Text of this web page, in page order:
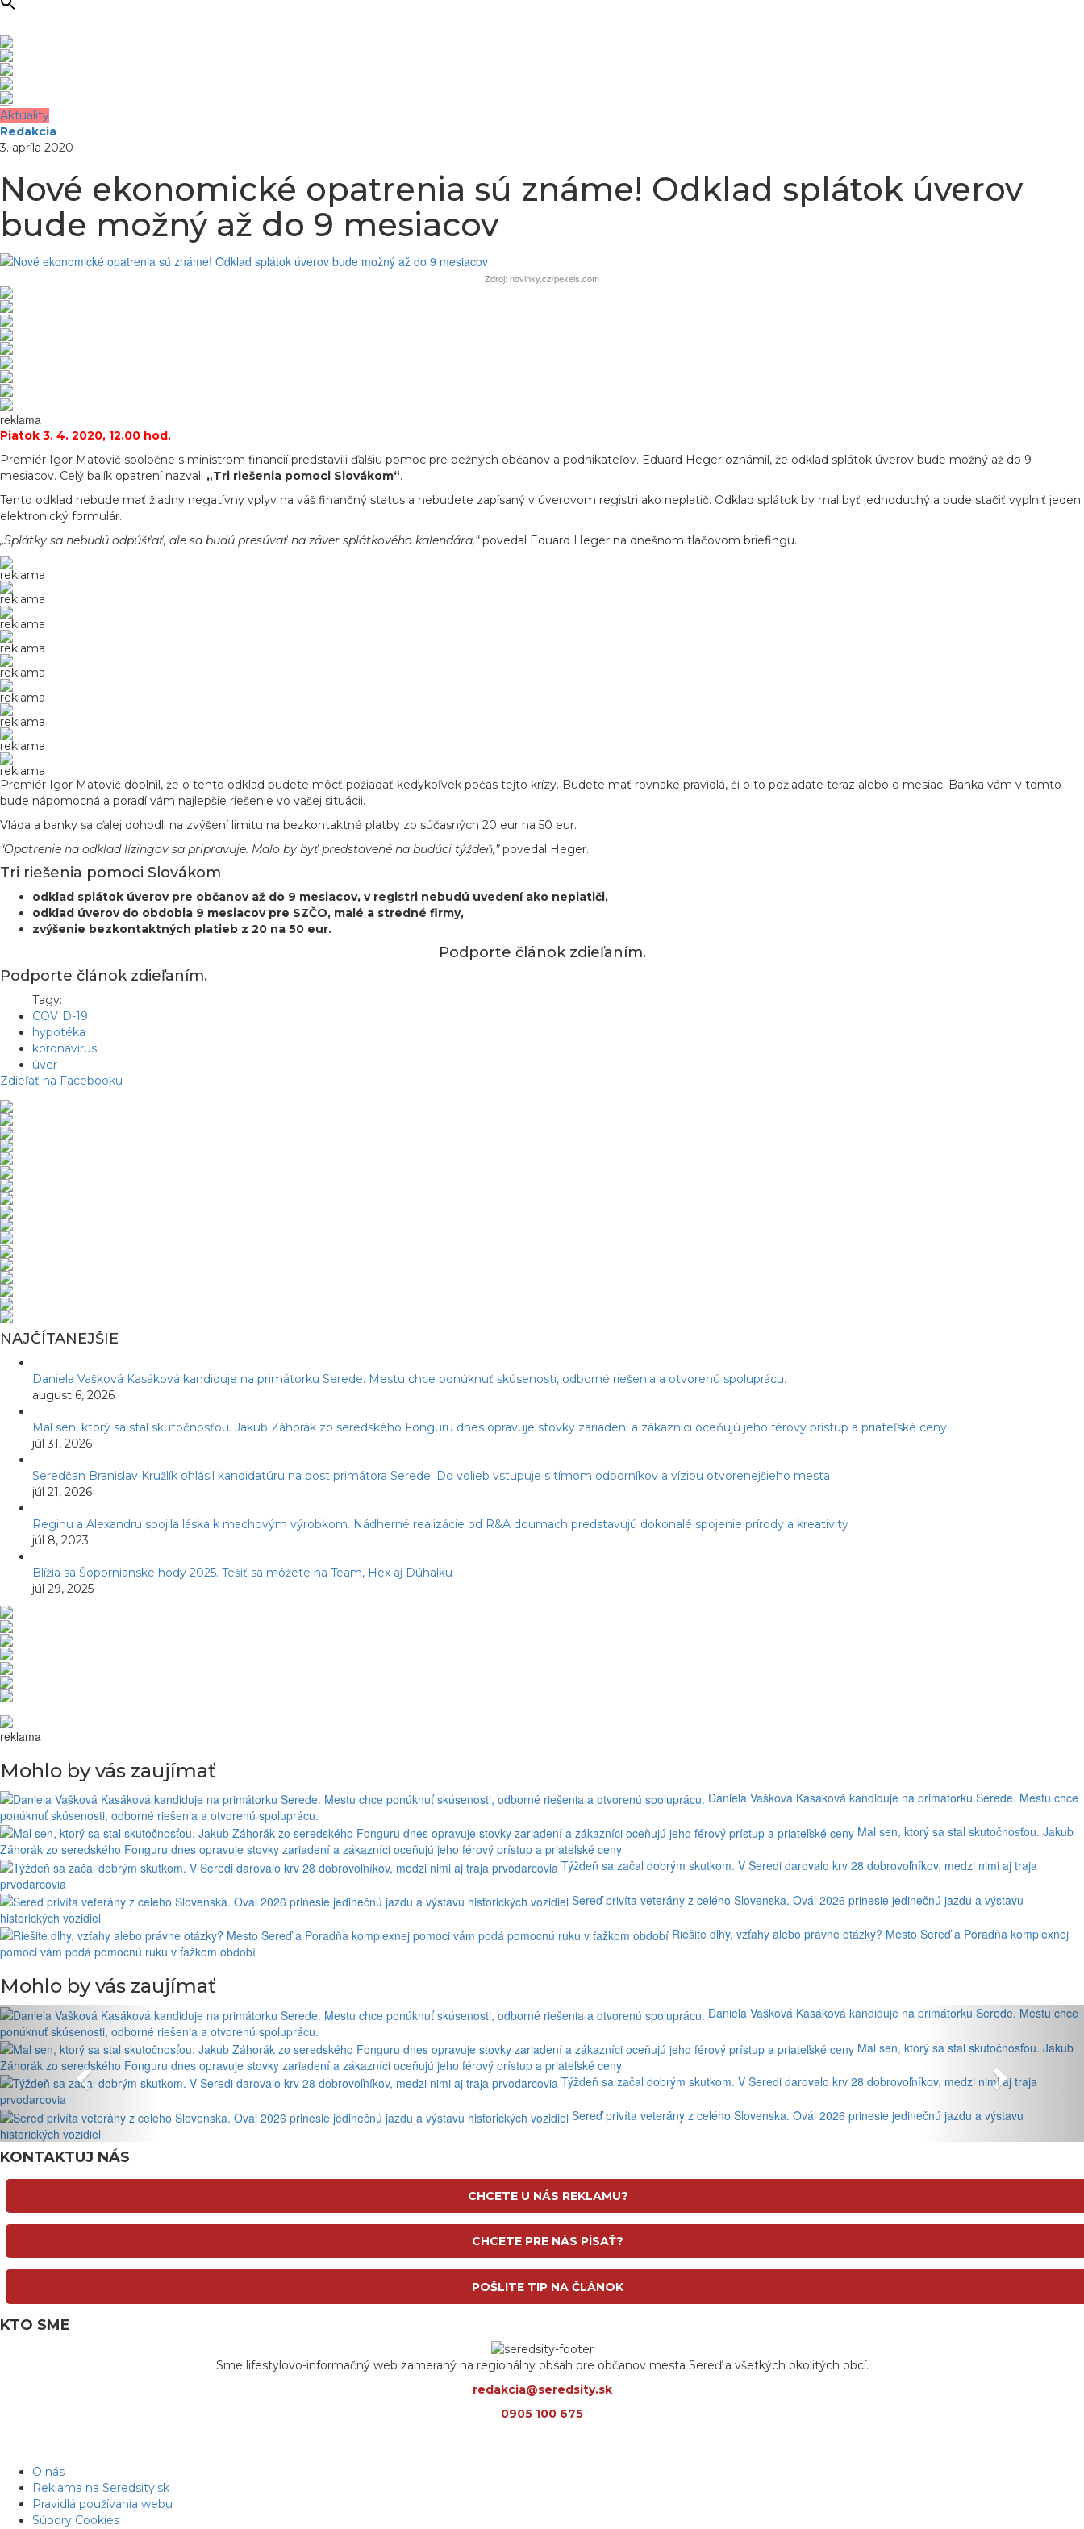
Aktuality
Redakcia
3. apríla 2020
Nové ekonomické opatrenia sú známe! Odklad splátok úverov
bude možný až do 9 mesiacov
Zdroj: novinky.cz/pexels.com
reklama
Piatok 3. 4. 2020, 12.00 hod.
Premiér Igor Matovič spoločne s ministrom financií predstavili ďalšiu pomoc pre bežných občanov a podnikateľov. Eduard Heger oznámil, že odklad splátok úverov bude možný až do 9
mesiacov. Celý balík opatrení nazvali „Tri riešenia pomoci Slovákom“.
Tento odklad nebude mať žiadny negatívny vplyv na váš finančný status a nebudete zapísaný v úverovom registri ako neplatič. Odklad splátok by mal byť jednoduchý a bude stačiť vyplniť jeden
elektronický formulár.
„Splátky sa nebudú odpúšťať, ale sa budú presúvať na záver splátkového kalendára,“povedal Eduard Heger na dnešnom tlačovom briefingu.
reklama
reklama
reklama
reklama
reklama
reklama
reklama
reklama
reklama
Premiér Igor Matovič doplnil, že o tento odklad budete môcť požiadať kedykoľvek počas tejto krízy. Budete mať rovnaké pravidlá, či o to požiadate teraz alebo o mesiac. Banka vám v tomto
bude nápomocná a poradí vám najlepšie riešenie vo vašej situácii.
Vláda a banky sa ďalej dohodli na zvýšení limitu na bezkontaktné platby zo súčasných 20 eur na 50 eur.
“Opatrenie na odklad lízingov sa pripravuje. Malo by byť predstavené na budúci týždeň,”povedal Heger.
Tri riešenia pomoci Slovákom
odklad splátok úverov pre občanov až do 9 mesiacov, v registri nebudú uvedení ako neplatiči,
odklad úverov do obdobia 9 mesiacov pre SZČO, malé a stredné firmy,
zvýšenie bezkontaktných platieb z 20 na 50 eur.
Podporte článok zdieľaním.
Podporte článok zdieľaním.
Tagy:
COVID-19
hypotéka
koronavírus
úver
Zdieľať na Facebooku
NAJČÍTANEJŠIE
Daniela Vašková Kasáková kandiduje na primátorku Serede. Mestu chce ponúknuť skúsenosti, odborné riešenia a otvorenú spoluprácu.
august 6, 2026
Mal sen, ktorý sa stal skutočnosťou. Jakub Záhorák zo seredského Fonguru dnes opravuje stovky zariadení a zákazníci oceňujú jeho férový prístup a priateľské ceny
júl 31, 2026
Seredčan Branislav Kružlík ohlásil kandidatúru na post primátora Serede. Do volieb vstupuje s tímom odborníkov a víziou otvorenejšieho mesta
júl 21, 2026
Reginu a Alexandru spojila láska k machovým výrobkom. Nádherné realizácie od R&A doumach predstavujú dokonalé spojenie prírody a kreativity
júl 8, 2023
Blížia sa Šopornianske hody 2025. Tešiť sa môžete na Team, Hex aj Dúhalku
júl 29, 2025
reklama
Mohlo by vás zaujímať
Daniela Vašková Kasáková kandiduje na primátorku Serede. Mestu chce
ponúknuť skúsenosti, odborné riešenia a otvorenú spoluprácu.
Mal sen, ktorý sa stal skutočnosťou. Jakub
Záhorák zo seredského Fonguru dnes opravuje stovky zariadení a zákazníci oceňujú jeho férový prístup a priateľské ceny
Týždeň sa začal dobrým skutkom. V Seredi darovalo krv 28 dobrovoľníkov, medzi nimi aj traja
prvodarcovia
Sereď privíta veterány z celého Slovenska. Ovál 2026 prinesie jedinečnú jazdu a výstavu
historických vozidiel
Riešite dlhy, vzťahy alebo právne otázky? Mesto Sereď a Poradňa komplexnej
pomoci vám podá pomocnú ruku v ťažkom období
Mohlo by vás zaujímať
Daniela Vašková Kasáková kandiduje na primátorku Serede. Mestu chce
ponúknuť skúsenosti, odborné riešenia a otvorenú spoluprácu.
Mal sen, ktorý sa stal skutočnosťou. Jakub
Záhorák zo seredského Fonguru dnes opravuje stovky zariadení a zákazníci oceňujú jeho férový prístup a priateľské ceny
Týždeň sa začal dobrým skutkom. V Seredi darovalo krv 28 dobrovoľníkov, medzi nimi aj traja
prvodarcovia
Sereď privíta veterány z celého Slovenska. Ovál 2026 prinesie jedinečnú jazdu a výstavu
historických vozidiel
KONTAKTUJ NÁS
CHCETE U NÁS REKLAMU?
CHCETE PRE NÁS PÍSAŤ?
POŠLITE TIP NA ČLÁNOK
KTO SME
Sme lifestylovo-informačný web zameraný na regionálny obsah pre občanov mesta Sereď a všetkých okolitých obcí.
redakcia@seredsity.sk
0905 100 675
O nás
Reklama na Seredsity.sk
Pravidlá používania webu
Súbory Cookies